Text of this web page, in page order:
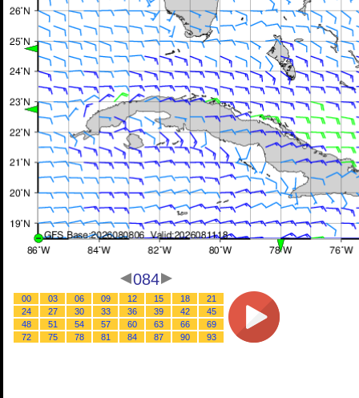
084
00 03 06 09 12 15 18
21
24
27 30 33 36 39 42
45
48
51 54 57 60 63 66
69
72
75 78 81 84 87 90 93